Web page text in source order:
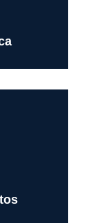
de
físico y